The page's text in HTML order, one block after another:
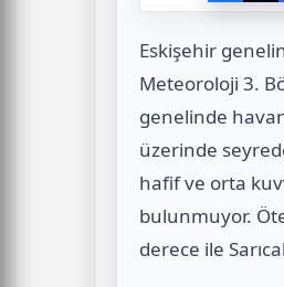
Eskişehir
Meteoroloji 3.
genelinde
üzerinde
hafif ve orta
bulunmuyor.
derece ile